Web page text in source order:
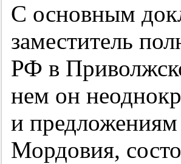
С основным
заместитель
РФ в
нем он
и
Мордовия,